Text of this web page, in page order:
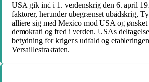
USA gik ind i 1. verdenskrig den 6. april
faktorer, herunder ubegrænset ubådskrig,
alliere sig med Mexico mod USA og ønsket
demokrati og fred i verden. USAs
betydning for krigens udfald og
Versaillestraktaten.